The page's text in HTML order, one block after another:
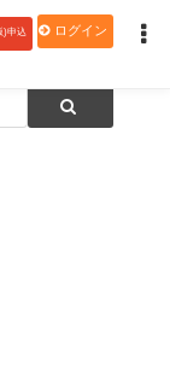
)申込 ログイン
すみDMO、自家用